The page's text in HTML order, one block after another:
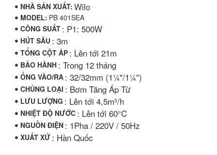
NHÀ SẢN XUẤT: Wilo
MODEL: PB 401SEA
CÔNG SUẤT : P1: 500W
HÚT SÂU : 3m
TỔNG CỘT ÁP : Lên tới 21m
BẢO HÀNH : Trong 12 tháng
ỐNG VÀO/RA : 32/32mm (1¼"/1¼")
CHỦNG LOẠI : Bơm Tăng Áp Từ
LƯU LƯỢNG : Lên tới 4,5m³/h
NHIỆT ĐỘ NƯỚC : Lên tới 60°C
NGUỒN ĐIỆN : 1Pha / 220V / 50Hz
XUẤT XỨ : Hàn Quốc